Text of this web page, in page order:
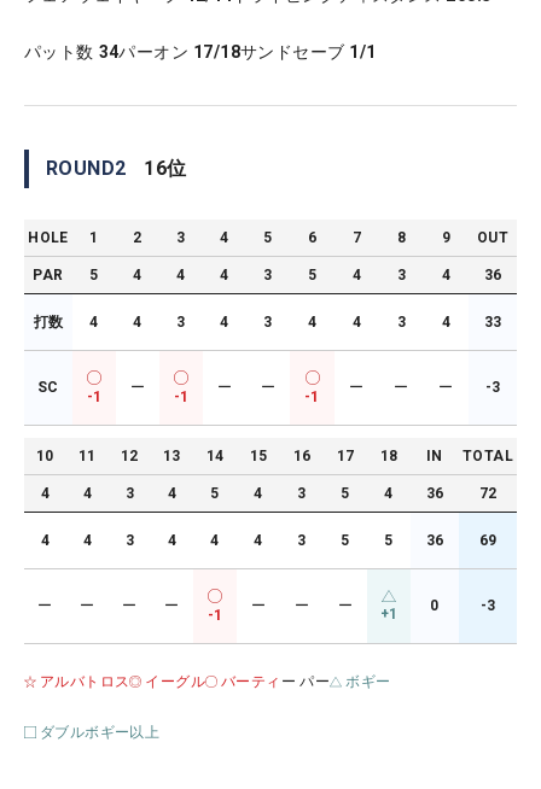
パット数 34パーオン 17/18サンドセーブ 1/1
ROUND2 16位
HOLE 1 2 3 4 5 6 7 8 9 OUT
PAR 5 4 4 4 3 5 4 3 4 36
打数 4 4 3 4 3 4 4 3 4 33
SC
-1
ー
-1
ー ー
-1
ー ー ー -3
10 11 12 13 14 15 16 17 18 IN TOTAL
4 4 3 4 5 4 3 5 4 36 72
4 4 3 4 4 4 3 5 5 36 69
ー ー ー ー
-1
ー ー ー +1 0 -3
アルバトロス イーグル バーティ ー パー ボギー
ダブルボギー以上